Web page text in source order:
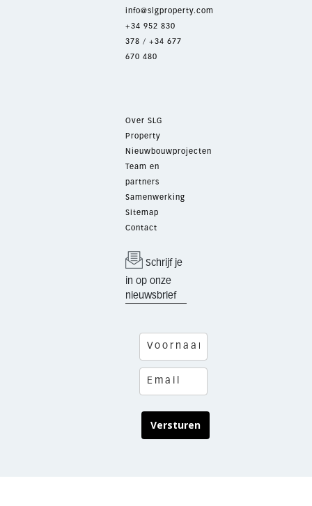
info@slgproperty.com
+34 952 830
378 / +34 677
670 480
Over SLG
Property
Nieuwbouwprojecten
Team en
partners
Samenwerking
Sitemap
Contact
Schrijf je
in op onze
nieuwsbrief
Versturen